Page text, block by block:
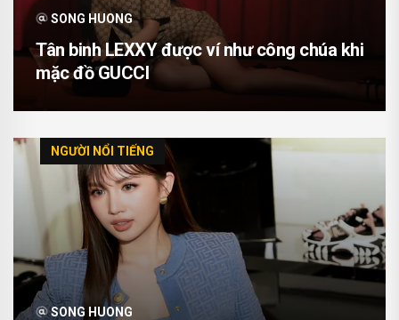
SONG HUONG
Tân binh LEXXY được ví như công chúa khi
mặc đồ GUCCI
NGƯỜI NỔI TIẾNG
SONG HUONG